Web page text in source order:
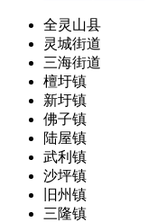
全灵山县
灵城街道
三海街道
檀圩镇
新圩镇
佛子镇
陆屋镇
武利镇
沙坪镇
旧州镇
三隆镇